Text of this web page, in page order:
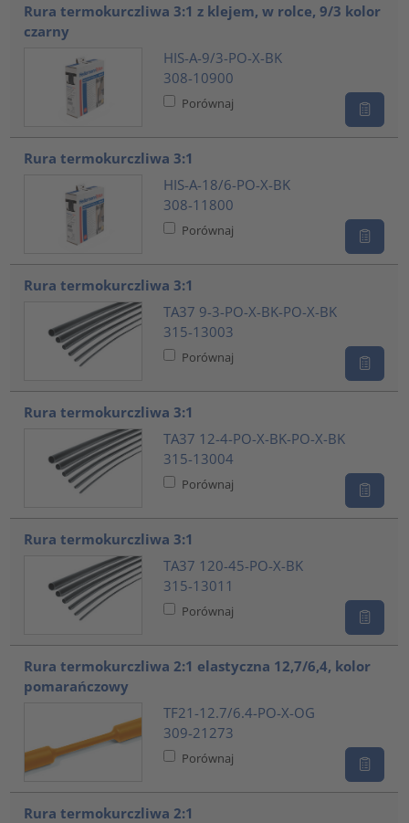
Rura termokurczliwa 3:1 z klejem, w rolce, 9/3 kolor
czarny
HIS-A-9/3-PO-X-BK
308-10900
Porównaj
Rura termokurczliwa 3:1
HIS-A-18/6-PO-X-BK
308-11800
Porównaj
Rura termokurczliwa 3:1
TA37 9-3-PO-X-BK-PO-X-BK
315-13003
Porównaj
Rura termokurczliwa 3:1
TA37 12-4-PO-X-BK-PO-X-BK
315-13004
Porównaj
Rura termokurczliwa 3:1
TA37 120-45-PO-X-BK
315-13011
Porównaj
Rura termokurczliwa 2:1 elastyczna 12,7/6,4, kolor
pomarańczowy
TF21-12.7/6.4-PO-X-OG
309-21273
Porównaj
Rura termokurczliwa 2:1